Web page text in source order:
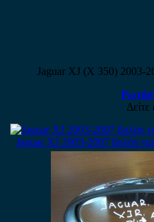
Jaguar XJ (X 350) 2003-
Δείτε
Jaguar XJ 2003-2007 βολάν